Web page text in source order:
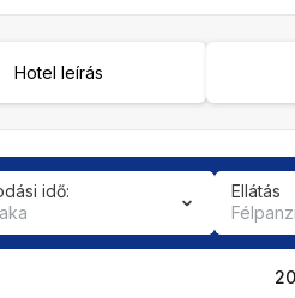
Hotel leírás
idő:
Ellátás